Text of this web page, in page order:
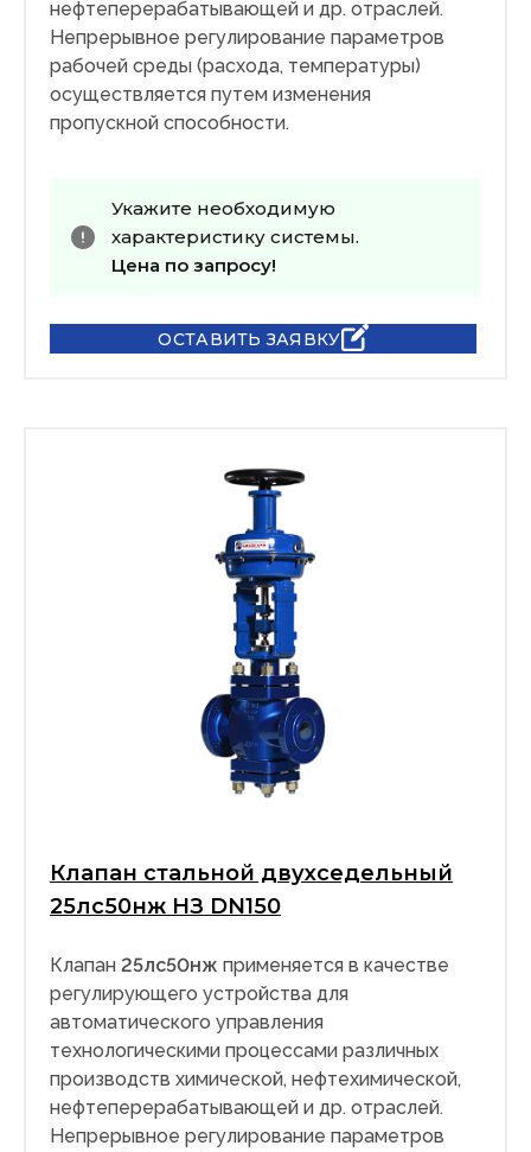
нефтеперерабатывающей и др. отраслей.
Непрерывное регулирование параметров
рабочей среды (расхода, температуры)
осуществляется путем изменения
пропускной способности.
Укажите необходимую
характеристику системы.
Цена по запросу!
ОСТАВИТЬ ЗАЯВКУ
Клапан стальной двухседельный
25лс50нж НЗ DN150
Клапан 25лс50нж применяется в качестве
регулирующего устройства для
автоматического управления
технологическими процессами различных
производств химической, нефтехимической,
нефтеперерабатывающей и др. отраслей.
Непрерывное регулирование параметров